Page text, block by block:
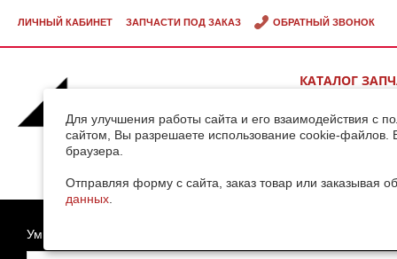
Для улучшения работы сайта и его взаимодействия с
сайтом, Вы разрешаете использование cookie-файлов.
браузера.
Отправляя форму с сайта, заказ товар или заказывая
данных
ЛИЧНЫЙ КАБИНЕТ ЗАПЧАСТИ ПОД ЗАКАЗ ОБРАТНЫЙ ЗВОНОК
КАТАЛОГ
Умный поиск